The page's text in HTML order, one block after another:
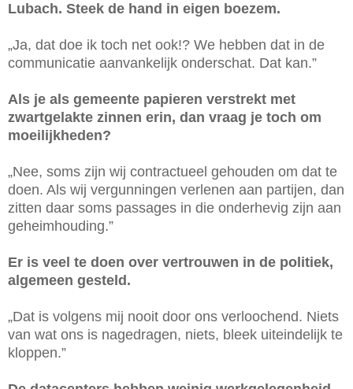
Lubach. Steek de hand in eigen boezem.
„Ja, dat doe ik toch net ook!? We hebben dat in de
communicatie aanvankelijk onderschat. Dat kan.”
Als je als gemeente papieren verstrekt met
zwartgelakte zinnen erin, dan vraag je toch om
moeilijkheden?
„Nee, soms zijn wij contractueel gehouden om dat te
doen. Als wij vergunningen verlenen aan partijen, dan
zitten daar soms passages in die onderhevig zijn aan
geheimhouding.”
Er is veel te doen over vertrouwen in de politiek,
algemeen gesteld.
„Dat is volgens mij nooit door ons verloochend. Niets
van wat ons is nagedragen, niets, bleek uiteindelijk te
kloppen.”